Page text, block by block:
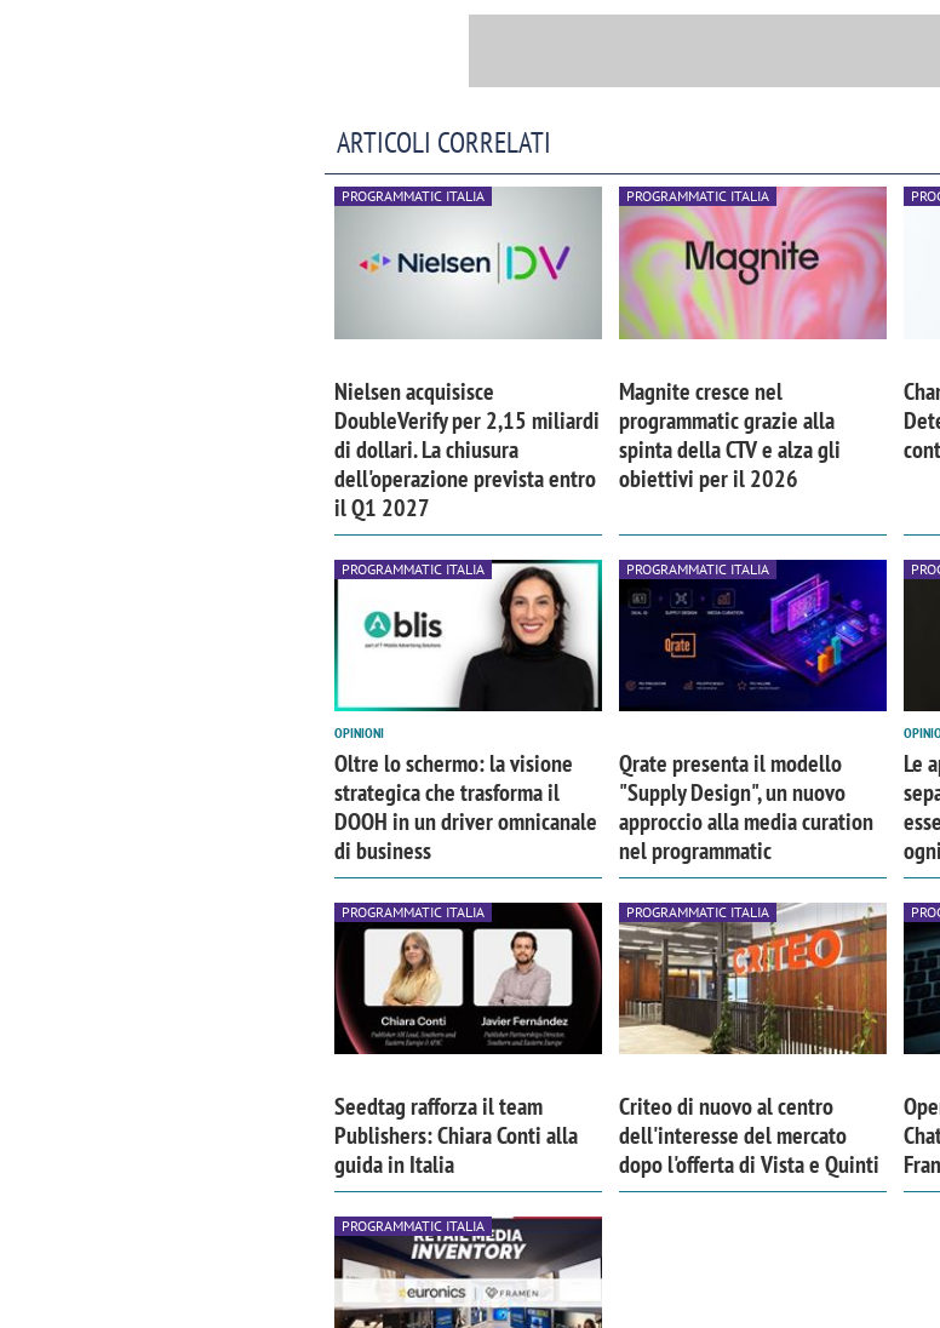
ARTICOLI CORRELATI
PROGRAMMATIC ITALIA
Nielsen acquisisce
DoubleVerify per 2,15 miliardi
di dollari. La chiusura
dell'operazione prevista entro
il Q1 2027
PROGRAMMATIC ITALIA
Magnite cresce nel
programmatic grazie alla
spinta della CTV e alza gli
obiettivi per il 2026
PROGRAMMATIC ITALIA
OPINIONI
Oltre lo schermo: la visione
strategica che trasforma il
DOOH in un driver omnicanale
di business
PROGRAMMATIC ITALIA
Qrate presenta il modello
"Supply Design", un nuovo
approccio alla media curation
nel programmatic
Le
PROGRAMMATIC ITALIA
Seedtag rafforza il team
Publishers: Chiara Conti alla
guida in Italia
PROGRAMMATIC ITALIA
Criteo di nuovo al centro
dell'interesse del mercato
dopo l'offerta di Vista e Quinti
PROGRAMMATIC ITALIA
comunicazione crea un brand food:
«Marketing e prodotto devono
Emanuele Viora di Deloitte Digital:
«La creatività resta centrale, l’AI deve
amplificare il talento»
fenomeni:
tradurli in